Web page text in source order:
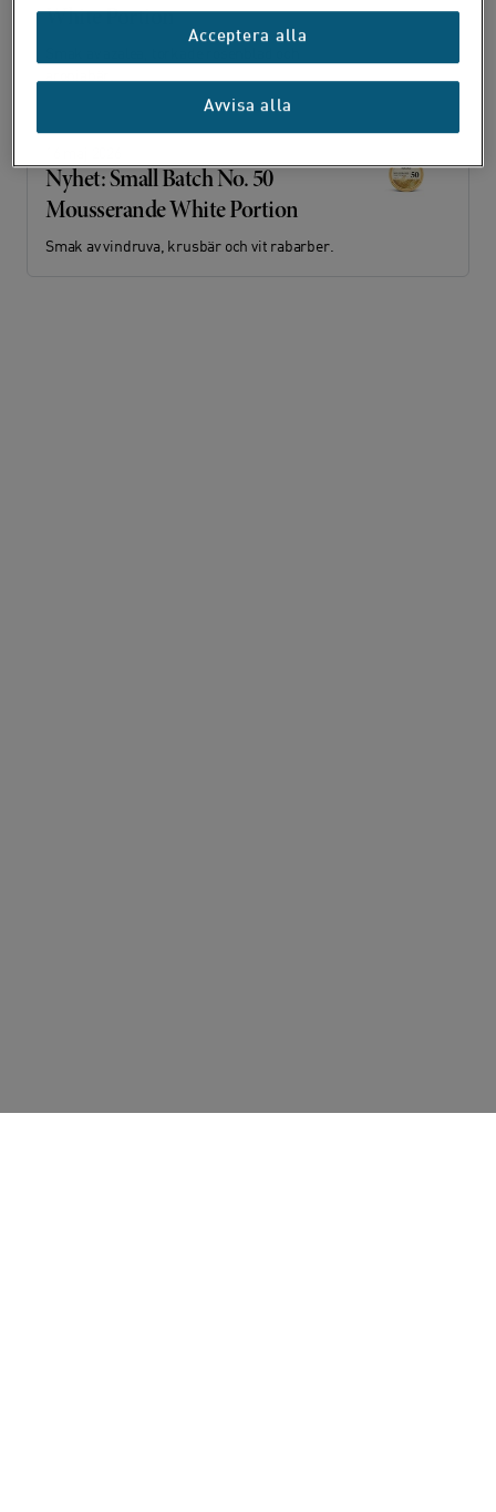
White Portion
Nyhet: Small Batch No. 50
Mousserande White Portion
Smak av vindruva, krusbär och vit rabarber.
Acceptera alla
Avvisa alla